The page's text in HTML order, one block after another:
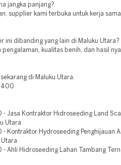
jangka panjang?
supplier kami terbuka untuk kerja sama
ini dibanding yang lain di Maluku Utara?
pengalaman, kualitas benih, dan hasil
di Maluku Utara.
- Jasa Kontraktor Hidroseeding Land
Utara
- Kontraktor Hydroseeding Penghijauan
Utara
- Ahli Hidroseeding Lahan Tambang